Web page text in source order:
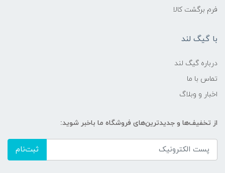
فرم برگشت کالا
با گیگ لند
درباره گیگ لند
تماس با ما
اخبار و وبلاگ
از تخفیف‌ها و جدیدترین‌های فروشگاه ما باخبر شوید:
ثبت‌نام